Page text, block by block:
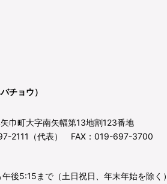
チョウ）
巾町大字南矢幅第13地割123番地
2111（代表） FAX：019-697-3700
後5:15まで（土日祝日、年末年始を除く）